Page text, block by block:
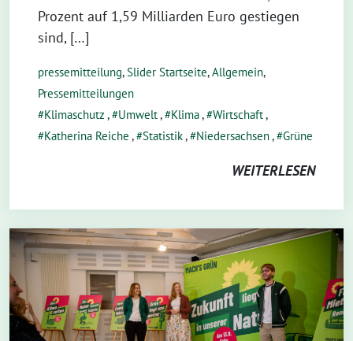
Prozent auf 1,59 Milliarden Euro gestiegen
sind, […]
pressemitteilung,Slider Startseite,Allgemein,
Pressemitteilungen
Klimaschutz , Umwelt, Klima, Wirtschaft,
Katherina Reiche , Statistik, Niedersachsen, Grüne
WEITERLESEN